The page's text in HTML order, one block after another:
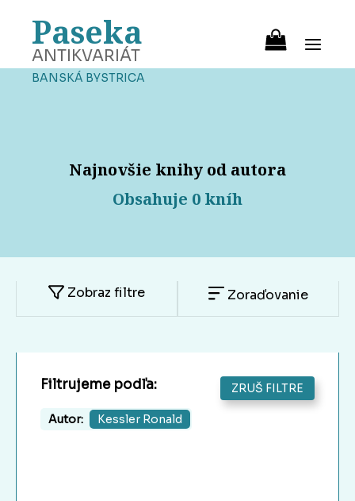
Paseka
ANTIKVARIÁT
BANSKÁ BYSTRICA
Najnovšie knihy od autora
Obsahuje 0 kníh
Zobraz filtre Zoraďovanie
Filtrujeme podľa: ZRUŠ FILTRE
Autor: Kessler Ronald